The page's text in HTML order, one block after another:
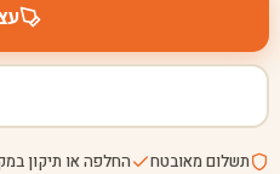
תשלום מאובטח החלפה או תיקון